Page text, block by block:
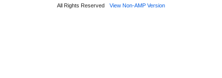
All Rights Reserved View Non-AMP Version